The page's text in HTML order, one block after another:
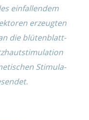
einfal­len­dem
erzeug­ten
die blüten­blatt­
Stimu­la­